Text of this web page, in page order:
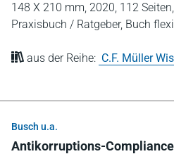
148 X 210 mm, 2020, 112 Seiten,
Praxisbuch / Ratgeber, Buch
aus der Reihe: C.F. Müller
Busch u.a.
Antikorruptions-Compliance